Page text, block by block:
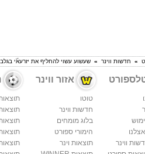
» חדשות ווינר » שעשוע עשוי להחליף את יזרעאۜי
אזור ווינר
טוטו
חדשות ווינר
בלוג מומחים
הימורי ספורט
תוצאות וינר